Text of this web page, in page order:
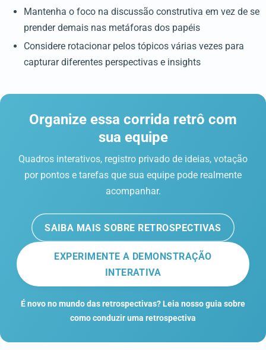
Mantenha o foco na discussão construtiva em vez de se
prender demais nas metáforas dos papéis
Considere rotacionar pelos tópicos várias vezes para
capturar diferentes perspectivas e insights
Organize essa corrida retrô com
sua equipe
Quadros interativos, registro privado de ideias, votação
por pontos e tarefas que sua equipe pode realmente
acompanhar.
SAIBA MAIS SOBRE RETROSPECTIVAS
EXPERIMENTE A DEMONSTRAÇÃO
INTERATIVA
É novo no mundo das retrospectivas? Leia nosso guia sobre
como conduzir uma retrospectiva